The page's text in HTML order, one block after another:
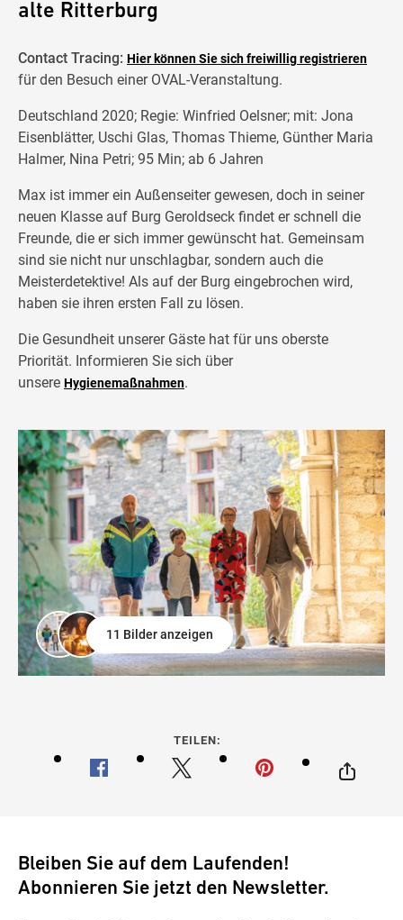
alte Ritterburg
Contact Tracing: Hier können Sie sich freiwillig registrieren
für den Besuch einer OVAL-Veranstaltung.
Deutschland 2020; Regie: Winfried Oelsner; mit: Jona
Eisenblätter, Uschi Glas, Thomas Thieme, Günther Maria
Halmer, Nina Petri; 95 Min; ab 6 Jahren
Max ist immer ein Außenseiter gewesen, doch in seiner
neuen Klasse auf Burg Geroldseck findet er schnell die
Freunde, die er sich immer gewünscht hat. Gemeinsam
sind sie nicht nur unschlagbar, sondern auch die
Meisterdetektive! Als auf der Burg eingebrochen wird,
haben sie ihren ersten Fall zu lösen.
Die Gesundheit unserer Gäste hat für uns oberste
Priorität. Informieren Sie sich über
unsere Hygienemaßnahmen.
11 Bilder anzeigen
TEILEN:
Bleiben Sie auf dem Laufenden!
Abonnieren Sie jetzt den Newsletter.